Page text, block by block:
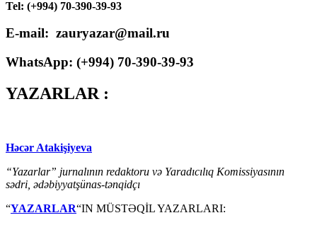
Tel: (+994) 70-390-39-93
E-mail: zauryazar@mail.ru
WhatsApp: (+994) 70-390-39-93
YAZARLAR :
Həcər Atakişiyeva
“Yazarlar” jurnalının redaktoru və Yaradıcılıq Komissiyasının
sədri, ədəbiyyatşünas-tənqidçı
“YAZARLAR“IN MÜSTƏQİL YAZARLARI: